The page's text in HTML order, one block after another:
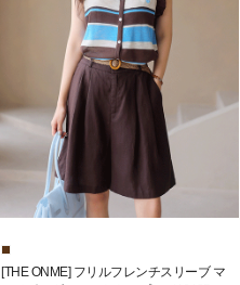
[THE ONME] フリルフレンチスリーブ マ